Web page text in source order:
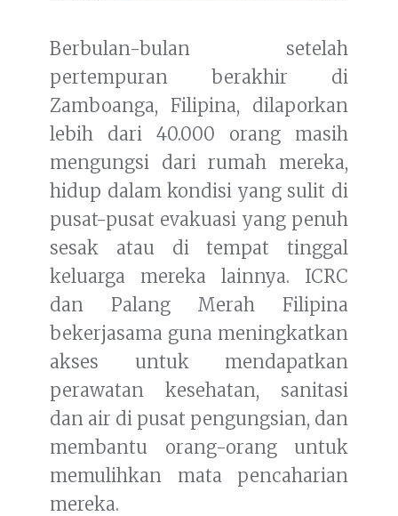
Berbulan-bulan setelah
pertempuran berakhir di
Zamboanga, Filipina, dilaporkan
lebih dari 40.000 orang masih
mengungsi dari rumah mereka,
hidup dalam kondisi yang sulit di
pusat-pusat evakuasi yang penuh
sesak atau di tempat tinggal
keluarga mereka lainnya. ICRC
dan Palang Merah Filipina
bekerjasama guna meningkatkan
akses untuk mendapatkan
perawatan kesehatan, sanitasi
dan air di pusat pengungsian, dan
membantu orang-orang untuk
memulihkan mata pencaharian
mereka.